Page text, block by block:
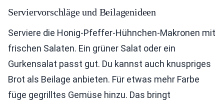
Serviervorschläge und Beilagenideen
Serviere die Honig-Pfeffer-Hühnchen-Makronen mit
frischen Salaten. Ein grüner Salat oder ein
Gurkensalat passt gut. Du kannst auch knuspriges
Brot als Beilage anbieten. Für etwas mehr Farbe
füge gegrilltes Gemüse hinzu. Das bringt